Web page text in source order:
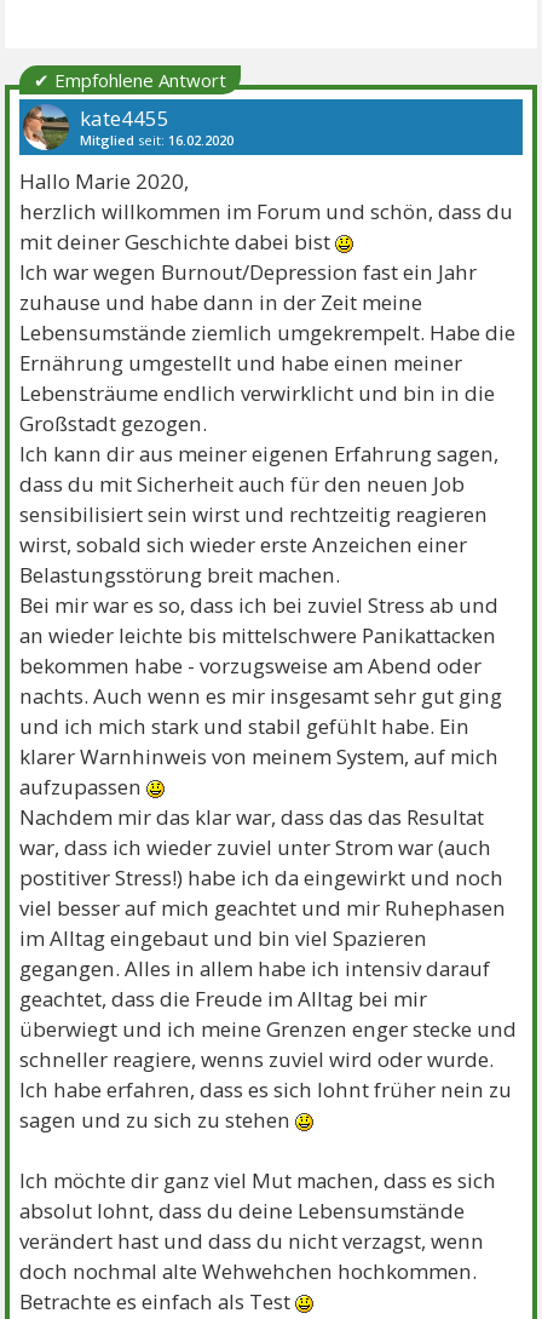
✔ Empfohlene Antwort
kate4455
Mitglied seit: 16.02.2020
Hallo Marie 2020,
herzlich willkommen im Forum und schön, dass du
mit deiner Geschichte dabei bist
Ich war wegen Burnout/Depression fast ein Jahr
zuhause und habe dann in der Zeit meine
Lebensumstände ziemlich umgekrempelt. Habe die
Ernährung umgestellt und habe einen meiner
Lebensträume endlich verwirklicht und bin in die
Großstadt gezogen.
Ich kann dir aus meiner eigenen Erfahrung sagen,
dass du mit Sicherheit auch für den neuen Job
sensibilisiert sein wirst und rechtzeitig reagieren
wirst, sobald sich wieder erste Anzeichen einer
Belastungsstörung breit machen.
Bei mir war es so, dass ich bei zuviel Stress ab und
an wieder leichte bis mittelschwere Panikattacken
bekommen habe - vorzugsweise am Abend oder
nachts. Auch wenn es mir insgesamt sehr gut ging
und ich mich stark und stabil gefühlt habe. Ein
klarer Warnhinweis von meinem System, auf mich
aufzupassen
Nachdem mir das klar war, dass das das Resultat
war, dass ich wieder zuviel unter Strom war (auch
postitiver Stress!) habe ich da eingewirkt und noch
viel besser auf mich geachtet und mir Ruhephasen
im Alltag eingebaut und bin viel Spazieren
gegangen. Alles in allem habe ich intensiv darauf
geachtet, dass die Freude im Alltag bei mir
überwiegt und ich meine Grenzen enger stecke und
schneller reagiere, wenns zuviel wird oder wurde.
Ich habe erfahren, dass es sich lohnt früher nein zu
sagen und zu sich zu stehen
Ich möchte dir ganz viel Mut machen, dass es sich
absolut lohnt, dass du deine Lebensumstände
verändert hast und dass du nicht verzagst, wenn
doch nochmal alte Wehwehchen hochkommen.
Betrachte es einfach als Test